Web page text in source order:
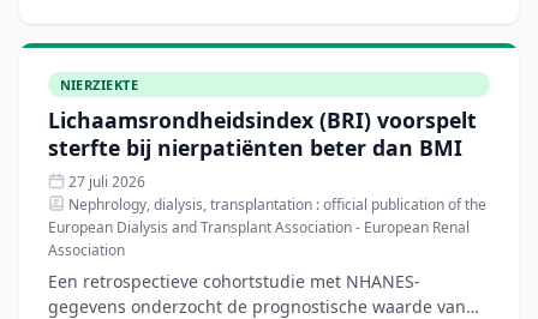
NIERZIEKTE
Lichaamsrondheidsindex (BRI) voorspelt
sterfte bij nierpatiënten beter dan BMI
27 juli 2026
Nephrology, dialysis, transplantation : official publication of the
European Dialysis and Transplant Association - European Renal
Association
Een retrospectieve cohortstudie met NHANES-
gegevens onderzocht de prognostische waarde van